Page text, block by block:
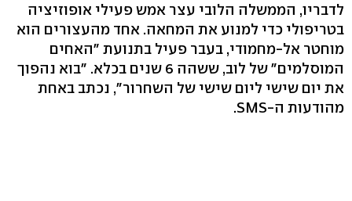
לדבריו, הממשלה הלובי עצר אמש פעילי אופוזיציה
בטריפולי כדי למנוע את המחאה. אחד מהעצורים הוא
מוחטר אל-מחמודי, בעבר פעיל בתנועת "האחים
המוסלמים" של לוב, ששהה 6 שנים בכלא. "בוא נהפוך
את יום שישי ליום שישי של השחרור", נכתב באחת
מהודעות ה-SMS.